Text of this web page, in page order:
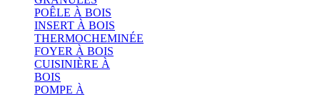
POÊLE À BOIS
INSERT À BOIS
THERMOCHEMINÉE
FOYER À BOIS
CUISINIÈRE À
BOIS
POMPE À